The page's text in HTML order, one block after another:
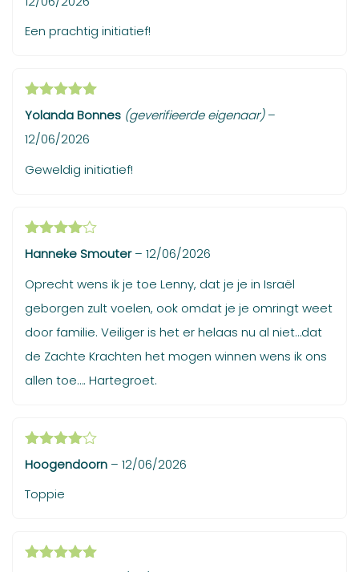
Een prachtig initiatief!
Gewaardeerd
5 uit 5
Yolanda Bonnes (geverifieerde eigenaar) –
12/06/2026
Geweldig initiatief!
Gewaardeerd
4uit 5
Hanneke Smouter– 12/06/2026
Oprecht wens ik je toe Lenny, dat je je in Israël
geborgen zult voelen, ook omdat je je omringt weet
door familie. Veiliger is het er helaas nu al niet…dat
de Zachte Krachten het mogen winnen wens ik ons
allen toe…. Hartegroet.
Gewaardeerd
4uit 5
Hoogendoorn – 12/06/2026
Toppie